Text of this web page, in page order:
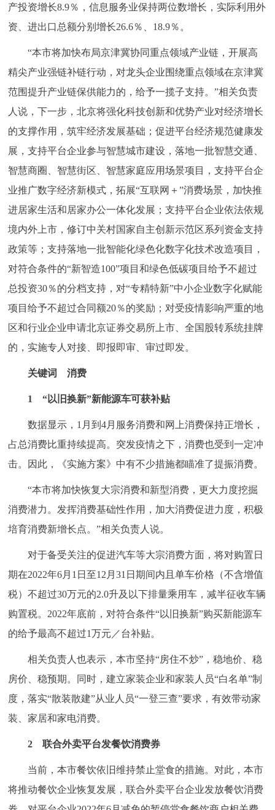
产投资增长8.9％，信息服务业保持两位数增长，实际利用外
资、进出口总额分别增长26.6％、18.9％。
“本市将加快布局京津冀协同重点领域产业链，开展高
精尖产业强链补链行动，对龙头企业围绕重点领域在京津冀
范围提升产业链保供能力的，给予一揽子支持。”相关负责
人说，下一步，北京将强化科技创新和优势产业对经济增长
的支撑作用，筑牢经济发展基础；促进平台经济规范健康发
展，支持平台企业参与智慧城市建设，落地一批智慧交通、
智慧商圈、智慧街区、智慧家庭应用场景项目，支持平台企
业推广数字经济新模式，拓展“互联网＋”消费场景，加快推
进居家生活和居家办公一体化发展；支持平台企业依法依规
境内外上市，修订中关村国家自主创新示范区系列资金支持
政策等；支持落地一批智能化绿色化数字化技术改造项目，
对符合条件的“新智造100”项目和绿色低碳项目给予不超过
总投资30％的分档支持，对“专精特新”中小企业数字化赋能
项目给予不超过合同额20％的奖励；对受疫情影响严重的地
区和行业企业申请北京证券交易所上市、全国股转系统挂牌
的，实施专人对接、即报即审、审过即发。
关键词 消费
1 “以旧换新”新能源车可获补贴
数据显示，1月到4月服务消费和网上消费保持正增长，
占总消费比重持续提高。突发疫情之下，消费也受到一定冲
击。因此，《实施方案》中有不少措施都瞄准了提振消费。
“本市将加快恢复大宗消费和新型消费，更大力度挖掘
消费潜力。发挥消费基础性作用，加大消费促进力度，积极
培育消费新增长点。”相关负责人说。
对于备受关注的促进汽车等大宗消费方面，将对购置日
期在2022年6月1日至12月31日期间内且单车价格（不含增值
税）不超过30万元的2.0升及以下排量乘用车，减半征收车辆
购置税。2022年底前，对符合条件“以旧换新”购买新能源车
的给予最高不超过1万元／台补贴。
相关负责人也表示，本市坚持“房住不炒”，稳地价、稳
房价、稳预期。同时，建立家装企业和家装人员“白名单”制
度，落实“散装散建”从业人员“一登三查”要求，有效带动家
装、家居和家电消费。
2 联合外卖平台发餐饮消费券
当前，本市餐饮依旧维持禁止堂食的措施。对此，本市
将推动餐饮企业恢复发展，联合外卖平台企业发放餐饮消费